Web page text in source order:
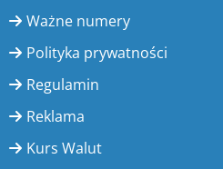
Ważne numery
Polityka prywatności
Regulamin
Reklama
Kurs Walut